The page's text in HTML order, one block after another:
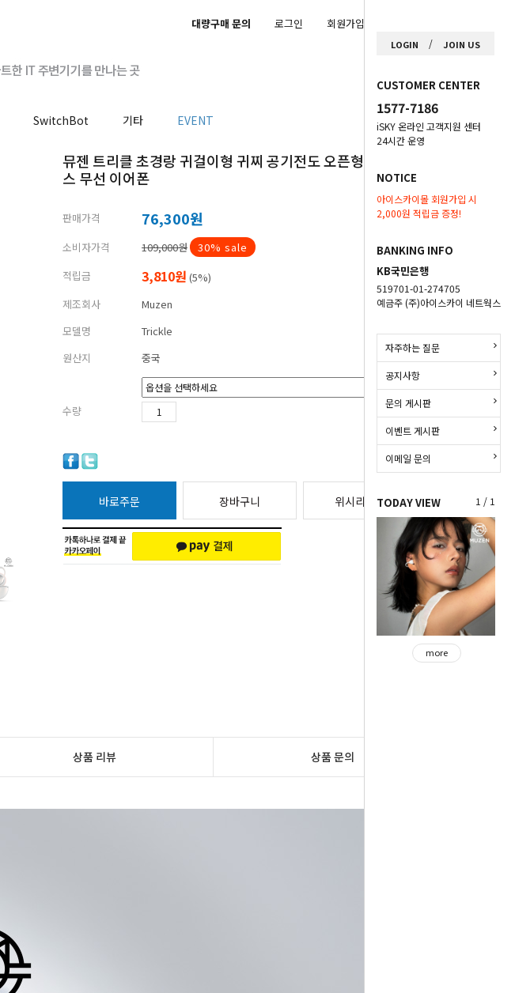
대량구매 문의 로그인 회원가입
SwitchBot 기타 EVENT
LOGIN / JOIN US
CUSTOMER CENTER
1577-7186
iSKY 온라인 고객지원 센터
24시간 운영
NOTICE
아이스카이몰 회원가입 시
2,000원 적립금 증정!
BANKING INFO
KB국민은행
519701-01-274705
예금주 (주)아이스카이 네트웍스
자주하는 질문
공지사항
문의 게시판
이벤트 게시판
이메일 문의
TODAY VIEW 1 / 1
more
뮤젠 트리클 초경랑 귀걸이형 귀찌 공기전도 오픈형 블루투
스 무선 이어폰
판매가격 76,300원
소비자가격 109,000원 30% sale
적립금
3,810원 (5%)
제조회사
Muzen
모델명
Trickle
원산지
중국
수량
바로주문 장바구니 위시리스트
상품 리뷰 상품 문의